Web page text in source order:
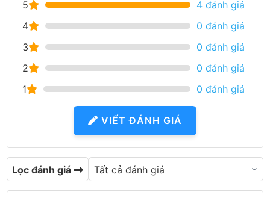
5
4 đánh giá
4
0 đánh giá
3
0 đánh giá
2
0 đánh giá
1
0 đánh giá
VIẾT ĐÁNH GIÁ
Lọc đánh giá